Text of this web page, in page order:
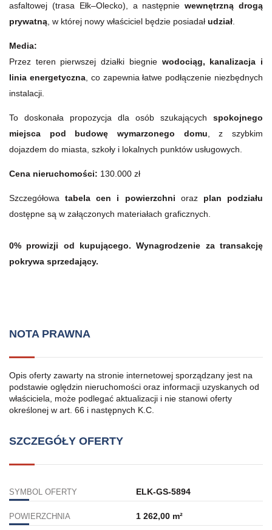
asfaltowej (trasa Ełk–Olecko), a następniewewnętrzną drogą
prywatną, w której nowy właściciel będzie posiadał udział.
Media:
Przez teren pierwszej działki biegnie wodociąg, kanalizacja i
linia energetyczna, co zapewnia łatwe podłączenie niezbędnych
instalacji.
To doskonała propozycja dla osób szukających spokojnego
miejsca pod budowę wymarzonego domu, z szybkim
dojazdem do miasta, szkoły i lokalnych punktów usługowych.
Cena nieruchomości: 130.000 zł
Szczegółowatabela cen i powierzchni oraz plan podziału
dostępne są w załączonych materiałach graficznych.
0% prowizji od kupującego. Wynagrodzenie za transakcję
pokrywa sprzedający.
NOTA PRAWNA
Opis oferty zawarty na stronie internetowej sporządzany jest na
podstawie oględzin nieruchomości oraz informacji uzyskanych od
właściciela, może podlegać aktualizacji i nie stanowi oferty
określonej w art. 66 i następnych K.C.
SZCZEGÓŁY OFERTY
SYMBOL OFERTY ELK-GS-5894
POWIERZCHNIA 1 262,00 m²